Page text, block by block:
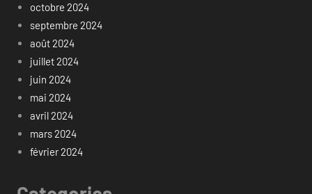
octobre 2024
septembre 2024
août 2024
juillet 2024
juin 2024
mai 2024
avril 2024
mars 2024
février 2024